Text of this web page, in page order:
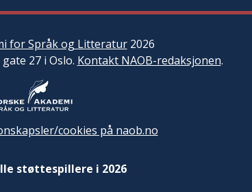
for Språk og Litteratur2026
27 i Oslo. Kontakt NAOB-redaksjonen.
cookies på naob.no
støttespillere i 2026